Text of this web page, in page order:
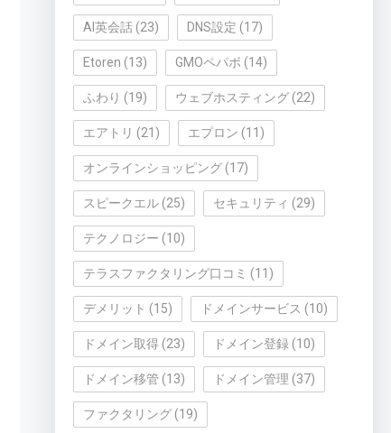
AI英会話(23) DNS設定 (17)
Etoren (13) GMOペパボ (14)
ふわり (19) ウェブホスティング(22)
エアトリ (21) エプロン (11)
オンラインショッピング(17)
スピークエル(25) セキュリティ (29)
テクノロジー (10)
テラスファクタリング口コミ (11)
デメリット (15) ドメインサービス (10)
ドメイン取得(23) ドメイン登録 (10)
ドメイン移管 (13) ドメイン管理 (37)
ファクタリング(19)